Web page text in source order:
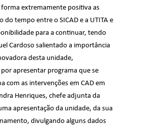
extremamente positiva as
do tempo entre o SICAD e a UTITA e
para a continuar, tendo
Cardoso salientado a importância
desta unidade,
apresentar programa que se
com as intervenções em CAD em
Henriques, chefe adjunta da
apresentação da unidade, da sua
divulgando alguns dados